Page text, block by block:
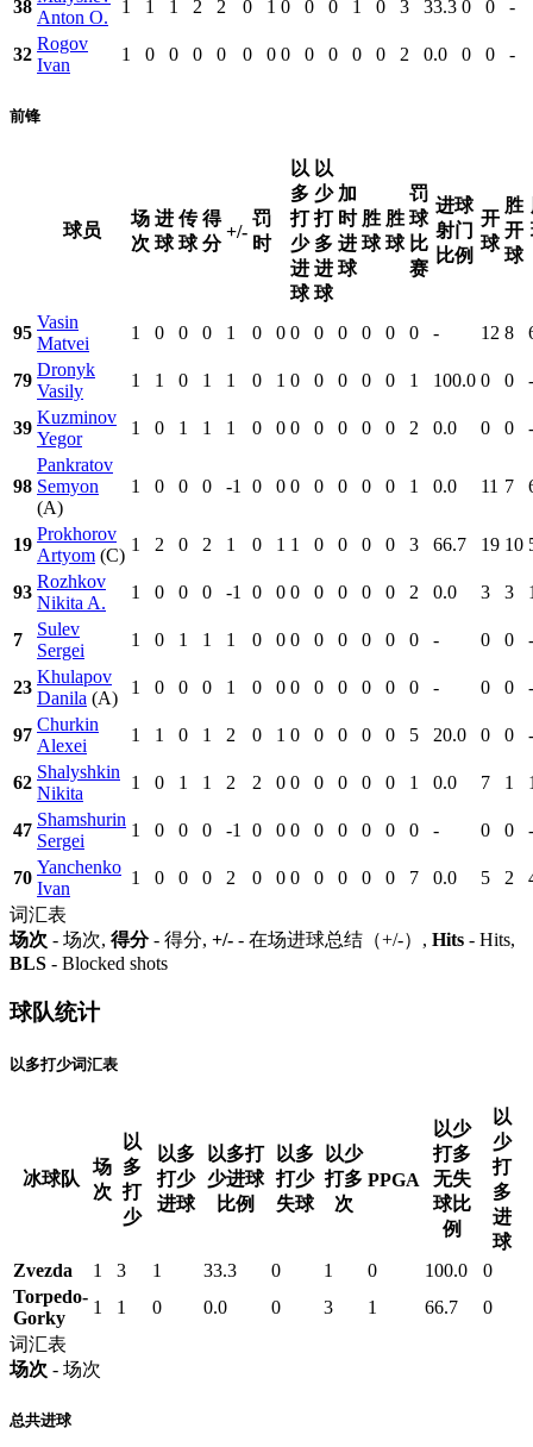
38
Anton O.
1 1 1 2 2 0 1 0 0 0 1 0 3 33.3 0 0 -
32
Rogov
Ivan
1 0 0 0 0 0 0 0 0 0 0 0 2 0.0 0 0 -
前锋
球员
场
次
进
球
传
球
得
分
+/-
罚
时
以
多
打
少
进
球
以
少
打
多
进
球
加
时
进
球
胜
球
胜
球
罚
球
比
赛
进球
射门
比例
开
球
胜
开
球
95
Vasin
Matvei
1 0 0 0 1 0 0 0 0 0 0 0 0 - 12 8
79
Dronyk
Vasily
1 1 0 1 1 0 1 0 0 0 0 0 1 100.0 0 0 -
39
Kuzminov
Yegor
1 0 1 1 1 0 0 0 0 0 0 0 2 0.0 0 0 -
98
Pankratov
Semyon
(A)
1 0 0 0 -1 0 0 0 0 0 0 0 1 0.0 11 7
19
Prokhorov
Artyom (C)
1 2 0 2 1 0 1 1 0 0 0 0 3 66.7 19 10
93
Rozhkov
Nikita A.
1 0 0 0 -1 0 0 0 0 0 0 0 2 0.0 3 3
7
Sulev
Sergei
1 0 1 1 1 0 0 0 0 0 0 0 0 - 0 0 -
23
Khulapov
Danila (A)
1 0 0 0 1 0 0 0 0 0 0 0 0 - 0 0 -
97
Churkin
Alexei
1 1 0 1 2 0 1 0 0 0 0 0 5 20.0 0 0 -
62
Shalyshkin
Nikita
1 0 1 1 2 2 0 0 0 0 0 0 1 0.0 7 1
47
Shamshurin
Sergei
1 0 0 0 -1 0 0 0 0 0 0 0 0 - 0 0 -
70
Yanchenko
Ivan
1 0 0 0 2 0 0 0 0 0 0 0 7 0.0 5 2
词汇表
场次 - 场次, 得分- 得分, +/- - 在场进球总结（+/-）, Hits - Hits,
BLS - Blocked shots
球队统计
以多打少词汇表
冰球队
场
次
以
多
打
少
以多
打少
进球
以多打
少进球
比例
以多
打少
失球
以少
打多
次
PPGA
以少
打多
无失
球比
例
以
少
打
多
进
球
Zvezda
1 3 1 33.3 0 1 0 100.0
0
Torpedo-
Gorky
1 1 0 0.0 0 3 1 66.7
0
词汇表
场次 - 场次
总共进球